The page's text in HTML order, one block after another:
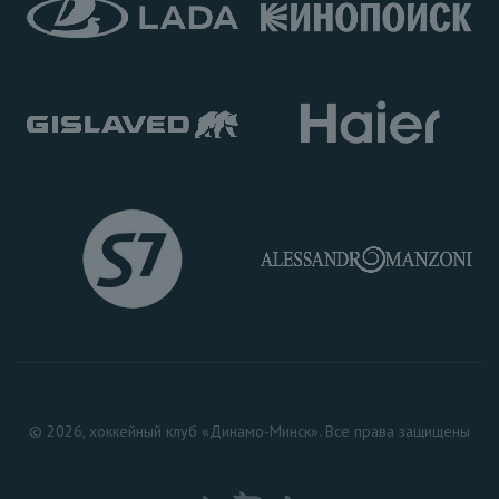
© 2026, хоккейный клуб «Динамо-Минск». Все права защищены